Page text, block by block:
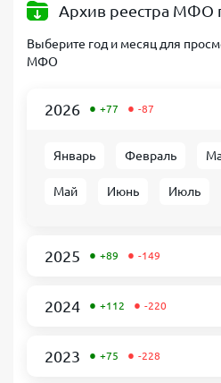
Архив реестра МФО
Выберите год и месяц для
МФО
2026 • +77 • -87
Январь Февраль
Май Июнь Июль
2025 • +89 • -149
2024 • +112 • -220
2023 • +75 • -228